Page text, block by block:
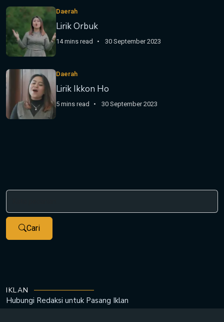
Daerah
Lirik Orbuk
14 mins read 30 September 2023
Daerah
Lirik Ikkon Ho
5 mins read 30 September 2023
Cari
IKLAN
Hubungi Redaksi untuk Pasang Iklan